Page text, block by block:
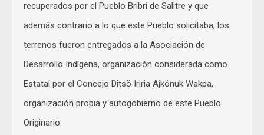
recuperados por el Pueblo Bribri de Salitre y que
además contrario a lo que este Pueblo solicitaba, los
terrenos fueron entregados a la Asociación de
Desarrollo Indígena, organización considerada como
Estatal por el Concejo Ditsö Iriria Ajkönuk Wakpa,
organización propia y autogobierno de este Pueblo
Originario.